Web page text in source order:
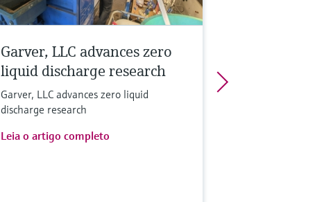
Garver, LLC advances zero
liquid discharge research
Garver, LLC advances zero liquid
discharge research
Leia o artigo completo